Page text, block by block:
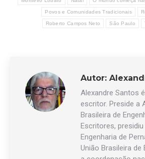
Povos e Comunidades Tradicionais
Roberto Campos Neto São Paulo
Autor:
Alexandre Santos
escritor. Preside a
Brasileira de
Escritores,
Engenharia de
União Brasileira